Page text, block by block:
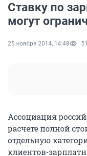
Ставку по
могут
25 ноября 2014, 14:48
Ассоциация
расчете полной
отдельную
клиентов-